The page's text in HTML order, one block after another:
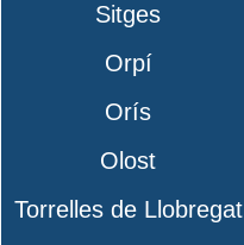
Sitges
Orpí
Orís
Olost
Torrelles de Llobregat